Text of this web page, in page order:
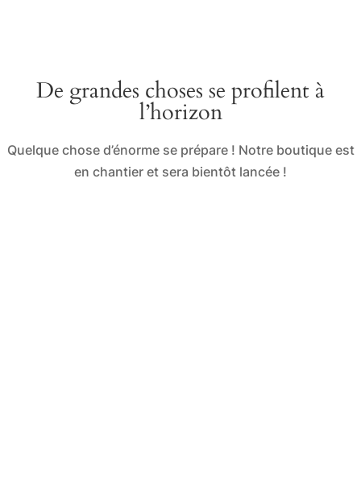
De grandes choses se profilent à
l’horizon
Quelque chose d’énorme se prépare ! Notre boutique est
en chantier et sera bientôt lancée !